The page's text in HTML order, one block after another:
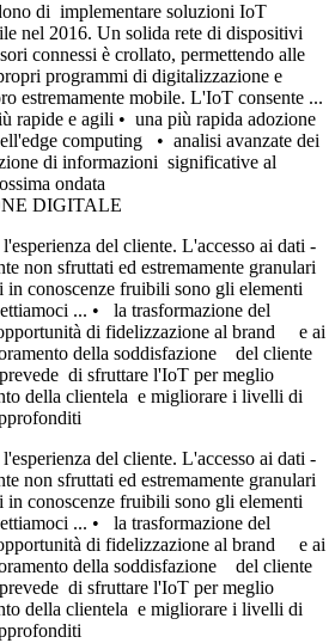
di implementare soluzioni IoT
nel 2016. Un solida rete di dispositivi
connessi è crollato, permettendo alle
programmi di digitalizzazione e
estremamente mobile. L'IoT consente ...
rapide e agili • una più rapida adozione
computing • analisi avanzate dei
di informazioni significative al
ondata
DIGITALE
del cliente. L'accesso ai dati -
non sfruttati ed estremamente granulari
conoscenze fruibili sono gli elementi
... • la trasformazione del
di fidelizzazione al brand e ai
della soddisfazione del cliente
di sfruttare l'IoT per meglio
della clientela e migliorare i livelli di
del cliente. L'accesso ai dati -
non sfruttati ed estremamente granulari
conoscenze fruibili sono gli elementi
... • la trasformazione del
di fidelizzazione al brand e ai
della soddisfazione del cliente
di sfruttare l'IoT per meglio
della clientela e migliorare i livelli di